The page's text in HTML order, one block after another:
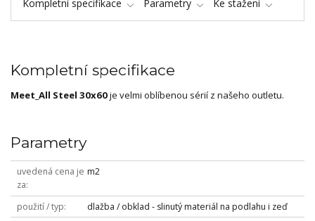
Kompletní specifikace Parametry Ke stažení
Kompletní specifikace
Meet_All Steel 30x60je velmi oblíbenou sérií z našeho outletu.
Parametry
uvedená cena je
za
m2
použití / typ
dlažba / obklad - slinutý materiál na podlahu i zeď